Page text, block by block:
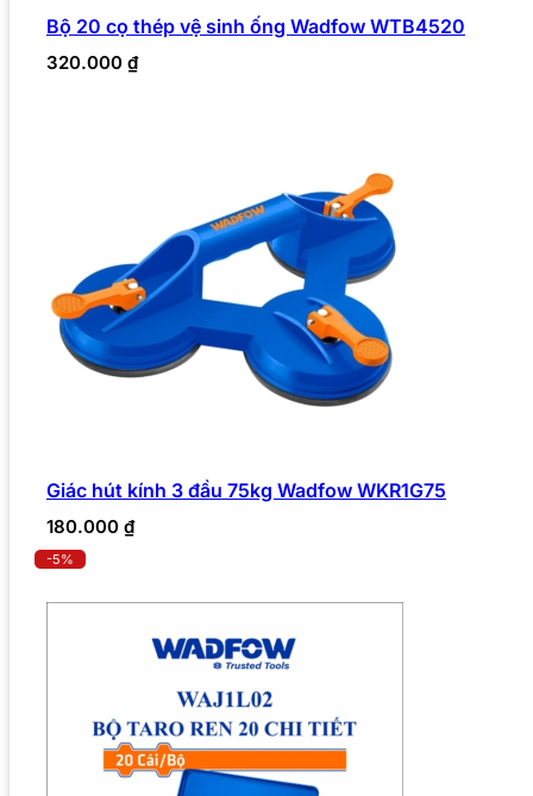
Bộ 20 cọ thép vệ sinh ống Wadfow WTB4520
320.000 ₫
Giác hút kính 3 đầu 75kg Wadfow WKR1G75
180.000 ₫
-5%